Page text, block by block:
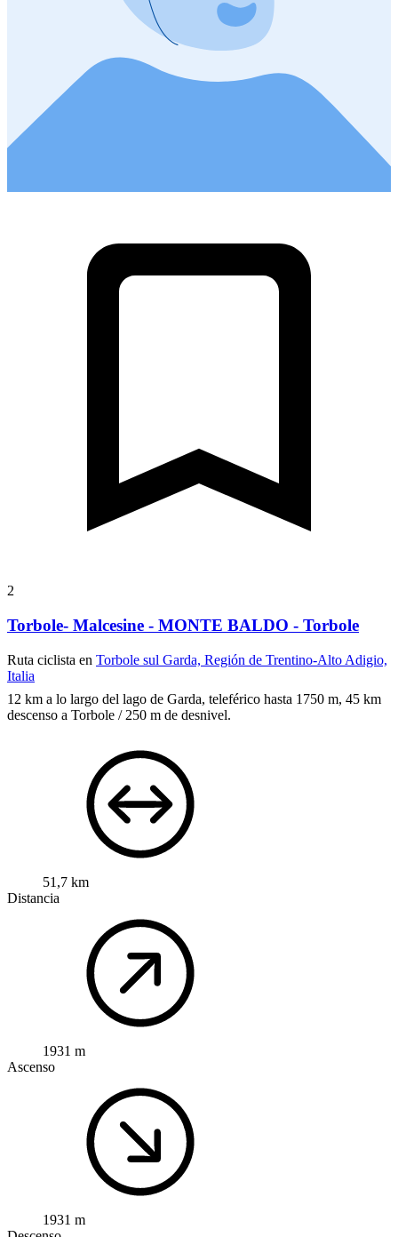
2
Torbole- Malcesine - MONTE BALDO - Torbole
Ruta ciclista en Torbole sul Garda, Región de Trentino-Alto Adigio,
Italia
12 km a lo largo del lago de Garda, teleférico hasta 1750 m, 45 km
descenso a Torbole / 250 m de desnivel.
51,7 km
Distancia
1931 m
Ascenso
1931 m